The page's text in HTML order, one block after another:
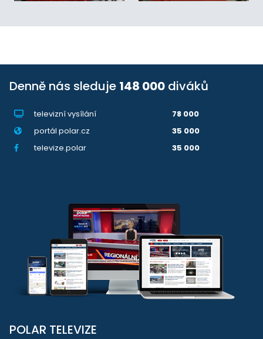
Denně nás sleduje 148 000 diváků
televizní vysílání
78 000
portál polar.cz
35 000
televize.polar
35 000
POLAR TELEVIZE